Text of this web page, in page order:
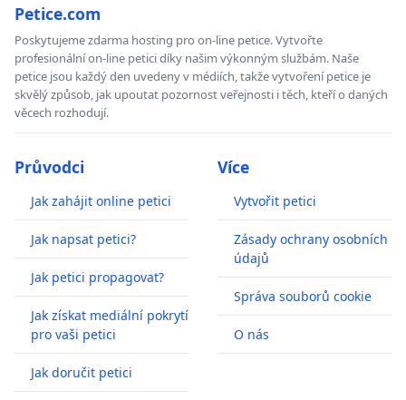
Petice.com
Poskytujeme zdarma hosting pro on-line petice. Vytvořte
profesionální on-line petici díky našim výkonným službám. Naše
petice jsou každý den uvedeny v médiích, takže vytvoření petice je
skvělý způsob, jak upoutat pozornost veřejnosti i těch, kteří o daných
věcech rozhodují.
Průvodci
Jak zahájit online petici
Jak napsat petici?
Jak petici propagovat?
Jak získat mediální pokrytí
pro vaši petici
Jak doručit petici
Více
Vytvořit petici
Zásady ochrany osobních
údajů
Správa souborů cookie
O nás